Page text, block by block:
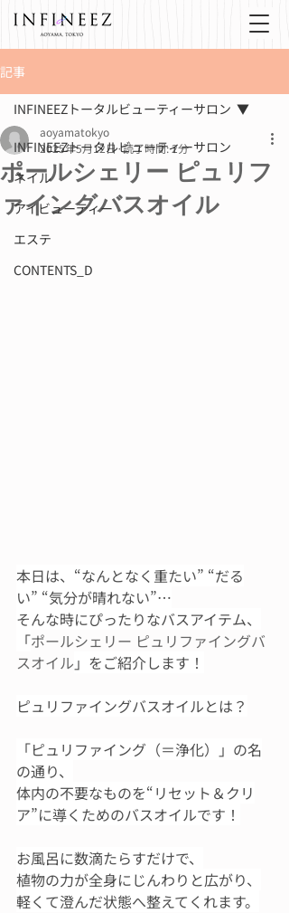
記事
INFINEEZトータルビューティーサロン
ネイル
アイビューティー
エステ
CONTENTS_D
INFINEEZトータルビューティーサロン
ポールシェリー ピュリフ
ァイングバスオイル
aoyamatokyo
2025年5月12日 読了時間: 2分
本日は、“なんとなく重たい” “だる
い” “気分が晴れない”…
そんな時にぴったりなバスアイテム、
「ポールシェリー ピュリファイングバ
スオイル 」をご紹介します！
ピュリファイングバスオイルとは？
「ピュリファイング（＝浄化）」の名
の通り、
体内の不要なものを“リセット＆クリ
ア”に導くためのバスオイルです！
お風呂に数滴たらすだけで、
植物の力が全身にじんわりと広がり、
軽くて澄んだ状態へ整えてくれます。